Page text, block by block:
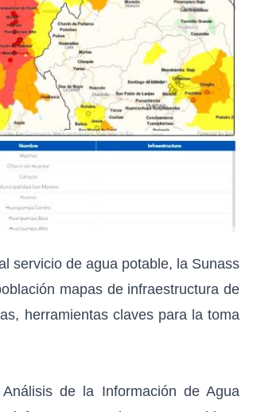
servicio de agua potable, la Sunass
mapas de infraestructura de
herramientas claves para la toma
de la Información de Agua